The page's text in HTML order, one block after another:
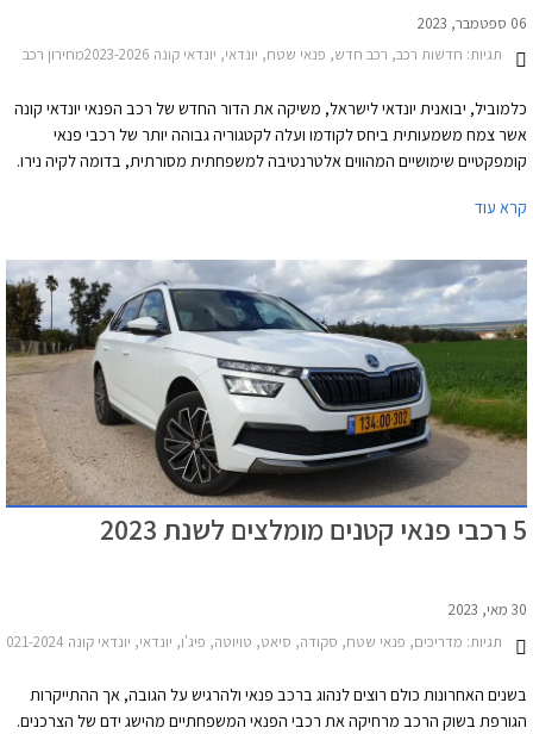
06 ספטמבר, 2023
תגיות: חדשות רכב, רכב חדש, פנאי שטח, יונדאי, יונדאי קונה 2023-2026מחירון רכב
כלמוביל, יבואנית יונדאי לישראל, משיקה את הדור החדש של רכב הפנאי יונדאי קונה
אשר צמח משמעותית ביחס לקודמו ועלה לקטגוריה גבוהה יותר של רכבי פנאי
קומפקטיים שימושיים המהווים אלטרנטיבה למשפחתית מסורתית, בדומה לקיה נירו.
הגרסאות והמחירים הרחב ממחיש זאת היטב.
קרא עוד
5 רכבי פנאי קטנים מומלצים לשנת 2023
30 מאי, 2023
תגיות: מדריכים, פנאי שטח, סקודה, סיאט, טויוטה, פיג'ו, יונדאי, יונדאי קונה 2021-2024, סקודה קאמיק 2020-2024, סיאט ארונה 2021-2026, טויוטה יאריס קרוס 2021-2026פיג'ו 2008 2020-2023
בשנים האחרונות כולם רוצים לנהוג ברכב פנאי ולהרגיש על הגובה, אך ההתייקרות
הגורפת בשוק הרכב מרחיקה את רכבי הפנאי המשפחתיים מהישג ידם של הצרכנים.